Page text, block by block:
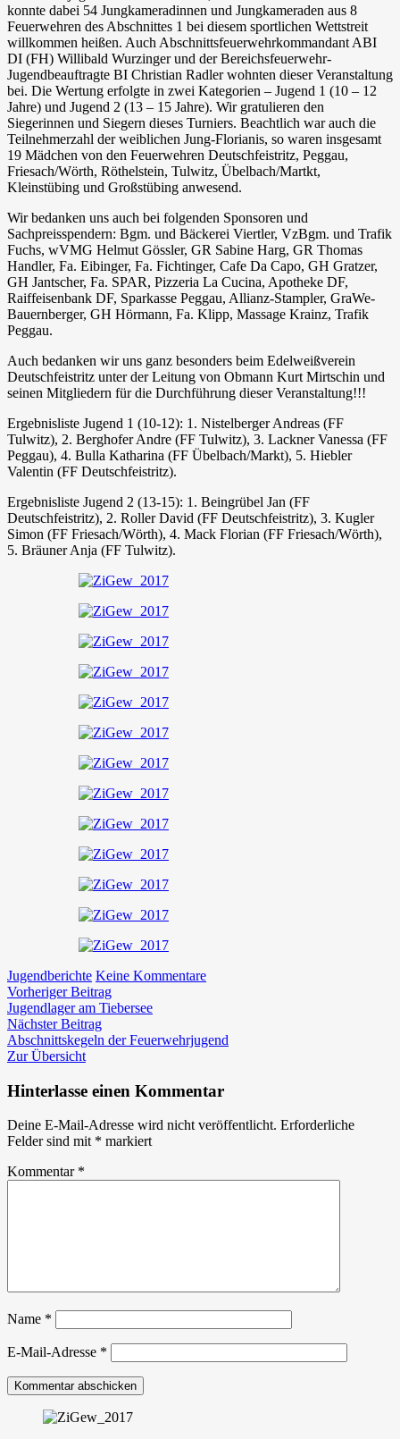
konnte dabei 54 Jungkameradinnen und Jungkameraden aus 8
Feuerwehren des Abschnittes 1 bei diesem sportlichen Wettstreit
willkommen heißen. Auch Abschnittsfeuerwehrkommandant ABI
DI (FH) Willibald Wurzinger und der Bereichsfeuerwehr-
Jugendbeauftragte BI Christian Radler wohnten dieser Veranstaltung
bei. Die Wertung erfolgte in zwei Kategorien – Jugend 1 (10 – 12
Jahre) und Jugend 2 (13 – 15 Jahre). Wir gratulieren den
Siegerinnen und Siegern dieses Turniers. Beachtlich war auch die
Teilnehmerzahl der weiblichen Jung-Florianis, so waren insgesamt
19 Mädchen von den Feuerwehren Deutschfeistritz, Peggau,
Friesach/Wörth, Röthelstein, Tulwitz, Übelbach/Martkt,
Kleinstübing und Großstübing anwesend.
Wir bedanken uns auch bei folgenden Sponsoren und
Sachpreisspendern: Bgm. und Bäckerei Viertler, VzBgm. und Trafik
Fuchs, wVMG Helmut Gössler, GR Sabine Harg, GR Thomas
Handler, Fa. Eibinger, Fa. Fichtinger, Cafe Da Capo, GH Gratzer,
GH Jantscher, Fa. SPAR, Pizzeria La Cucina, Apotheke DF,
Raiffeisenbank DF, Sparkasse Peggau, Allianz-Stampler, GraWe-
Bauernberger, GH Hörmann, Fa. Klipp, Massage Krainz, Trafik
Peggau.
Auch bedanken wir uns ganz besonders beim Edelweißverein
Deutschfeistritz unter der Leitung von Obmann Kurt Mirtschin und
seinen Mitgliedern für die Durchführung dieser Veranstaltung!!!
Ergebnisliste Jugend 1 (10-12): 1. Nistelberger Andreas (FF
Tulwitz), 2. Berghofer Andre (FF Tulwitz), 3. Lackner Vanessa (FF
Peggau), 4. Bulla Katharina (FF Übelbach/Markt), 5. Hiebler
Valentin (FF Deutschfeistritz).
Ergebnisliste Jugend 2 (13-15): 1. Beingrübel Jan (FF
Deutschfeistritz), 2. Roller David (FF Deutschfeistritz), 3. Kugler
Simon (FF Friesach/Wörth), 4. Mack Florian (FF Friesach/Wörth),
5. Bräuner Anja (FF Tulwitz).
Jugendberichte Keine Kommentarezu
Beitragsnavigation
Vorheriger BeitragVorheriger
Beitrag:
Jugendlager am Tiebersee
Nächster BeitragNächster
Beitrag:
Abschnittskegeln der Feuerwehrjugend
Zur Übersicht
Hinterlasse einen Kommentar
Deine E-Mail-Adresse wird nicht veröffentlicht. Erforderliche
Felder sind mit * markiert
Kommentar *
Name *
E-Mail-Adresse *